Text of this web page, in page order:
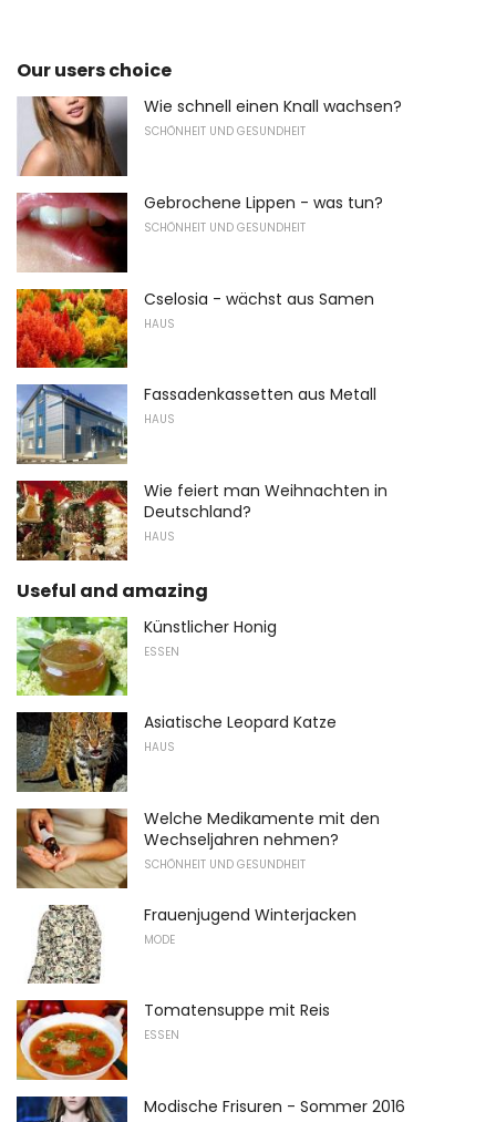
Our users choice
Wie schnell einen Knall wachsen?
SCHÖNHEIT UND GESUNDHEIT
Gebrochene Lippen - was tun?
SCHÖNHEIT UND GESUNDHEIT
Cselosia - wächst aus Samen
HAUS
Fassadenkassetten aus Metall
HAUS
Wie feiert man Weihnachten in
Deutschland?
HAUS
Useful and amazing
Künstlicher Honig
ESSEN
Asiatische Leopard Katze
HAUS
Welche Medikamente mit den
Wechseljahren nehmen?
SCHÖNHEIT UND GESUNDHEIT
Frauenjugend Winterjacken
MODE
Tomatensuppe mit Reis
ESSEN
Modische Frisuren - Sommer 2016